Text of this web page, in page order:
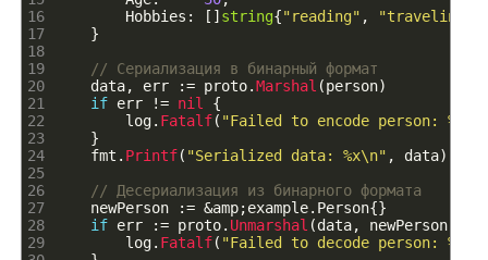
16
17
18
19
20
21
22
23
24
25
26
27
28
29
Hobbies : [ ] string{"reading" , "traveling"
}
// Сериализация в бинарный формат
data, err := proto.Marshal (person)
if err != nil
{
log. Fatalf( "Failed to encode person: %v"
}
fmt . Printf( "Serialized data: %x\n" , data)
// Десериализация из бинарного формата
newPerson
:= &amp;example. Person{}
if err := proto. Unmarshal (data, newPerson
log. Fatalf( "Failed to decode person: %v"